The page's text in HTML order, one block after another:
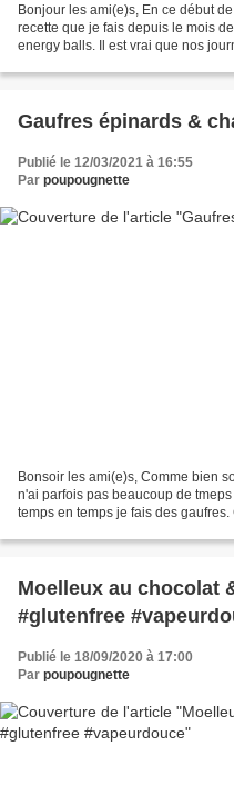
Bonjour les ami(e)s, En ce début
recette que je fais depuis le mois
energy balls. Il est vrai que nos
Gaufres épinards &
Publié le 12/03/2021 à 16:55
Par poupougnette
Bonsoir les ami(e)s, Comme bien
n'ai parfois pas beaucoup de
temps en temps je fais des
Moelleux au chocolat
#glutenfree
Publié le 18/09/2020 à 17:00
Par poupougnette